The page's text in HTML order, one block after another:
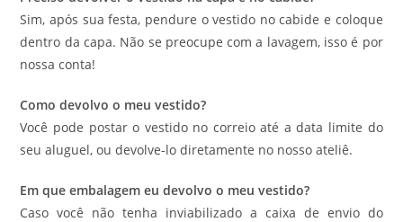
Sim, após sua festa, pendure o vestido no cabide e coloque
dentro da capa. Não se preocupe com a lavagem, isso é por
nossa conta!
Como devolvo o meu vestido?
Você pode postar o vestido no correio até a data limite do
seu aluguel, ou devolve-lo diretamente no nosso ateliê.
Em que embalagem eu devolvo o meu vestido?
Caso você não tenha inviabilizado a caixa de envio do